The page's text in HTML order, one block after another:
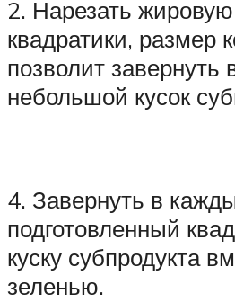
2. Нарезать жировую
квадратики, размер
позволит завернуть
небольшой кусок
4. Завернуть в
подготовленный
куску субпродукта
зеленью.